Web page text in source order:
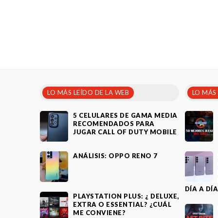
LO MÁS LEÍDO DE LA WEB
5 CELULARES DE GAMA MEDIA
RECOMENDADOS PARA
JUGAR CALL OF DUTY MOBILE
ANÁLISIS: OPPO RENO 7
PLAYSTATION PLUS: ¿ DELUXE,
EXTRA O ESSENTIAL? ¿CUÁL
ME CONVIENE?
LO
DÍA A DÍA